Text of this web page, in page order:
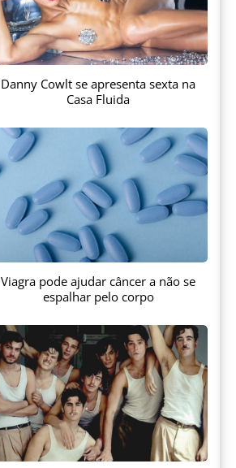
Danny Cowlt se apresenta sexta na
Casa Fluida
Viagra pode ajudar câncer a não se
espalhar pelo corpo